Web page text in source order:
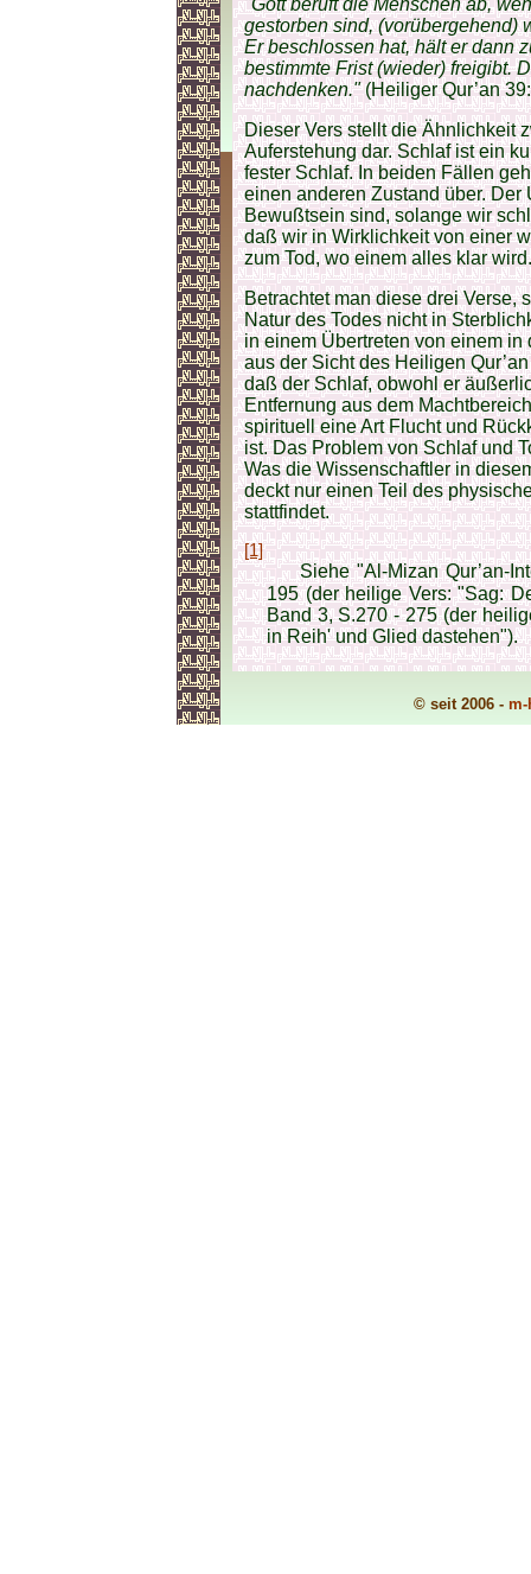
"Gott beruft die Menschen ab,
gestorben sind, (vorübergehend)
Er beschlossen hat, hält er dann
bestimmte Frist (wieder) freigibt.
nachdenken."(Heiliger Qur’an
Dieser Vers stellt die Ähnlichkeit
Auferstehung dar. Schlaf ist ein
fester Schlaf. In beiden Fällen
einen anderen Zustand über.
Bewußtsein sind, solange wir
daß wir in Wirklichkeit von einer
zum Tod, wo einem alles klar wird.
Betrachtet man diese drei Verse,
Natur des Todes nicht in
in einem Übertreten von einem
aus der Sicht des Heiligen
daß der Schlaf, obwohl er
Entfernung aus dem
spirituell eine Art Flucht und
ist. Das Problem von Schlaf und
Was die Wissenschaftler in
deckt nur einen Teil des
stattfindet.
[1]
Siehe "Al-Mizan Qur’an-
195 (der heilige Vers: "Sag:
Band 3, S.270 - 275 (der
in Reih' und Glied dastehen").
© seit 2006 - m-